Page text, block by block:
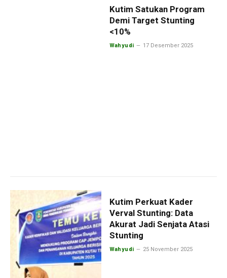
Kutim Satukan Program
Demi Target Stunting
<10%
Wahyudi 17 Desember 2025
Kutim Perkuat Kader
Verval Stunting: Data
Akurat Jadi Senjata Atasi
Stunting
Wahyudi 25 November 2025